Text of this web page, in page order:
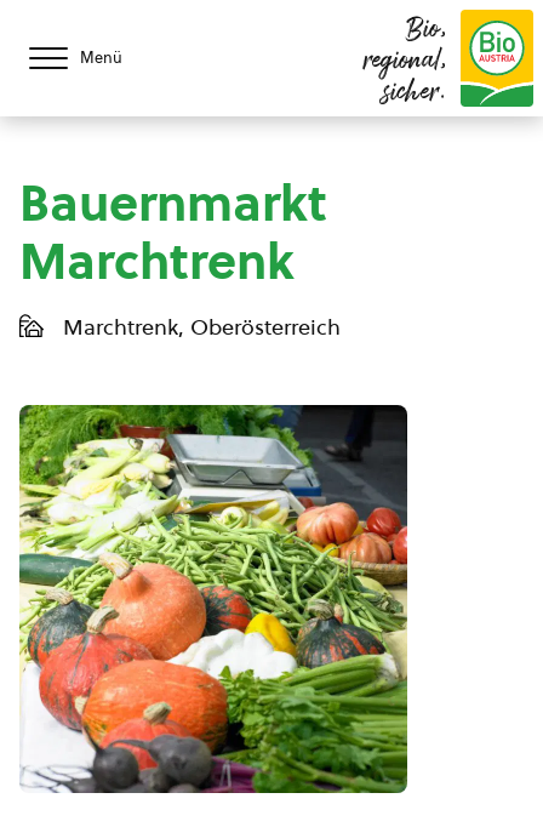
Menü
Bio,
regional,
sicher.
Bauernmarkt
Marchtrenk
Marchtrenk, Oberösterreich